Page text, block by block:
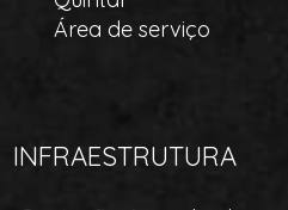
Área de serviço
INFRAESTRUTURA